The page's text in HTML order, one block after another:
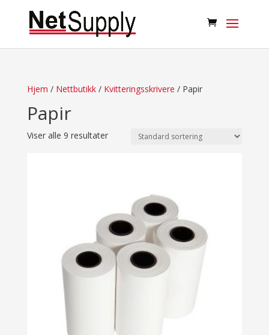
Hjem / Nettbutikk/ Kvitteringsskrivere / Papir
Papir
Viser alle 9 resultater